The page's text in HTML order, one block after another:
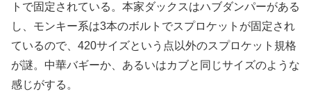
トで固定されている。本家ダックスはハブダンパーがある
し、モンキー系は3本のボルトでスプロケットが固定され
ているので、420サイズという点以外のスプロケット規格
が謎。中華バギーか、あるいはカブと同じサイズのような
感じがする。